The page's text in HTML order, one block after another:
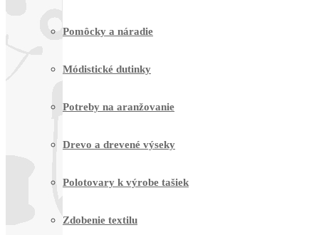
Pomôcky a náradie
Módistické dutinky
Potreby na aranžovanie
Drevo a drevené výseky
Polotovary k výrobe tašiek
Zdobenie textilu